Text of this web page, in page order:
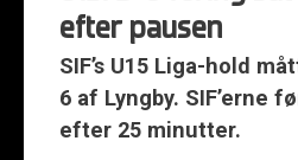
efter pausen
SIF’s U15 Liga-hold
6 af Lyngby. SIF’erne
efter 25 minutter.